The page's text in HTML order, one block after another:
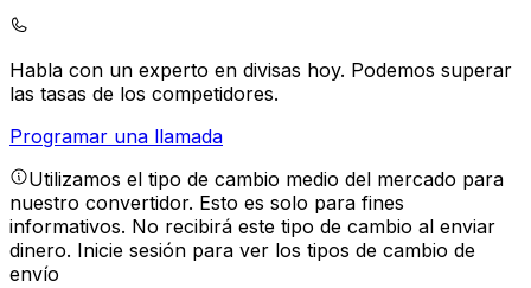
Habla con un experto en divisas hoy. Podemos superar
las tasas de los competidores.
Programar una llamada
Utilizamos el tipo de cambio medio del mercado para
nuestro convertidor. Esto es solo para fines
informativos. No recibirá este tipo de cambio al enviar
dinero. Inicie sesión para ver los tipos de cambio de
envío